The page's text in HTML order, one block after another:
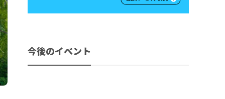
今後のイベント